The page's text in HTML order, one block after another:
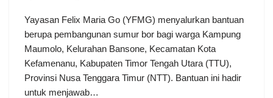
Yayasan Felix Maria Go (YFMG) menyalurkan bantuan
berupa pembangunan sumur bor bagi warga Kampung
Maumolo, Kelurahan Bansone, Kecamatan Kota
Kefamenanu, Kabupaten Timor Tengah Utara (TTU),
Provinsi Nusa Tenggara Timur (NTT). Bantuan ini hadir
untuk menjawab…